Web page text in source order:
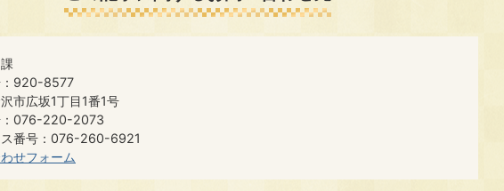
：920-8577
市広坂1丁目1番1号
：076-220-2073
ス番号：076-260-6921​​​​
せフォーム